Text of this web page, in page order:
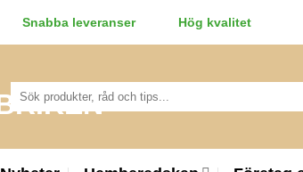
Snabba leveranser Hög kvalitet
Sök
efter: